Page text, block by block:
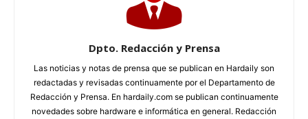
Dpto. Redacción y Prensa
Las noticias y notas de prensa que se publican en Hardaily son
redactadas y revisadas continuamente por el Departamento de
Redacción y Prensa. En hardaily.com se publican continuamente
novedades sobre hardware e informática en general. Redacción